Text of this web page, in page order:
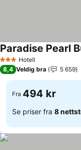
3 StjernerHotell
Paradise Pearl
8,4 Veldig bra 5 659
Fra 494 kr
Se priser fra 8